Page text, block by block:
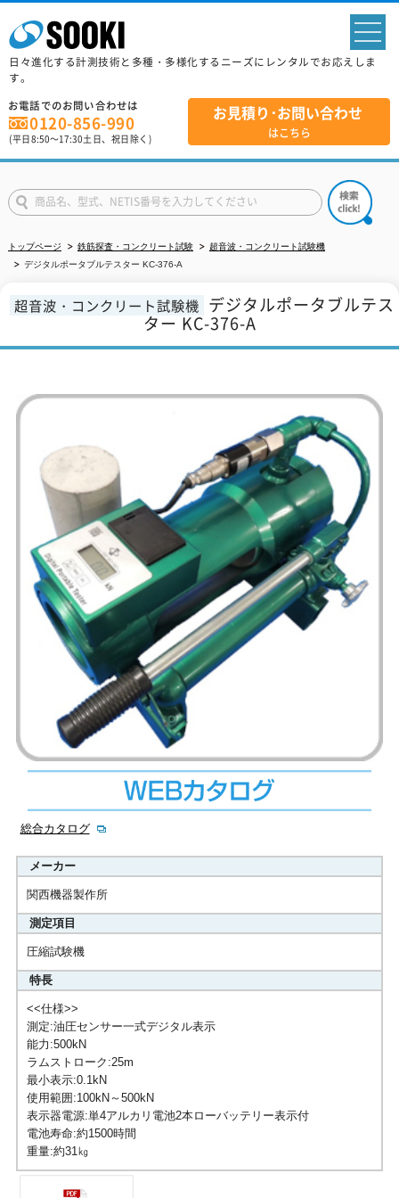
日々進化する計測技術と多種・多様化するニーズにレンタルでお応えしま
す。
お電話でのお問い合わせは
0120-856-990
(平日8:50～17:30土日、祝日除く)
お見積り･お問い合わせ
はこちら
トップページ 鉄筋探査・コンクリート試験
超音波・コンクリート試験機
デジタルポータブルテスター KC-376-A
超音波・コンクリート試験機 デジタルポータブルテス
ター KC-376-A
総合カタログ
メーカー
関西機器製作所
測定項目
圧縮試験機
特長
<<仕様>>
測定:油圧センサー一式デジタル表示
能力:500kN
ラムストローク:25m
最小表示:0.1kN
使用範囲:100kN～500kN
表示器電源:単4アルカリ電池2本ローバッテリー表示付
電池寿命:約1500時間
重量:約31㎏